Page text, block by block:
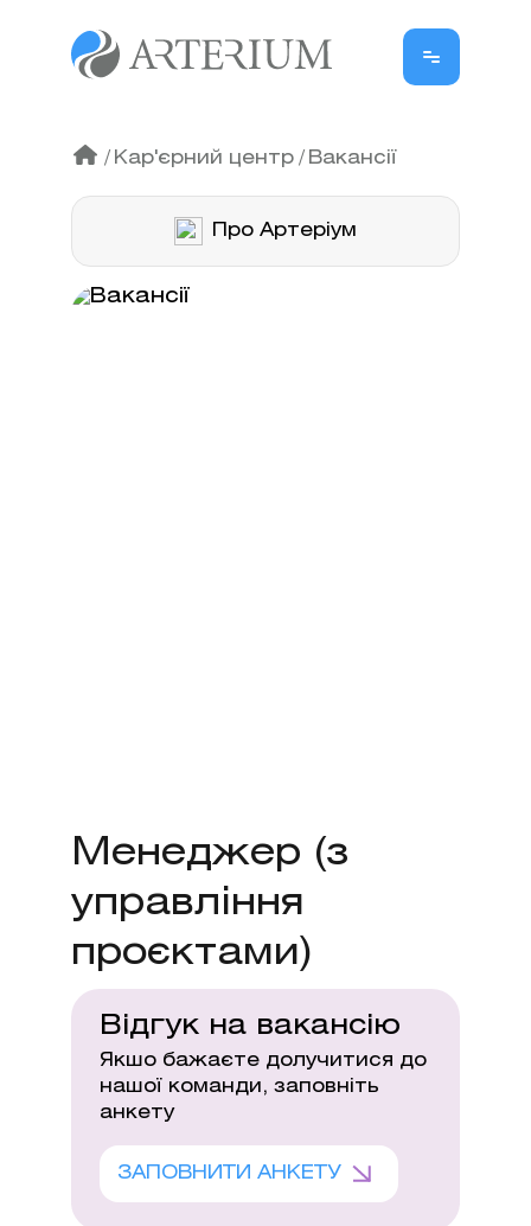
/ Кар'єрний центр / Вакансії
Про Артеріум
Менеджер (з
управління
проєктами)
Відгук на вакансію
Якшо бажаєте долучитися до
нашої команди, заповніть
анкету
ЗАПОВНИТИ АНКЕТУ